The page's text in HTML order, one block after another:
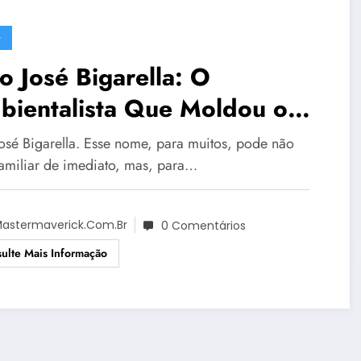
José Bigarella: O
Que Moldou o
da Geologia no Brasil
Bigarella. Esse nome, para muitos, pode não
de imediato, mas, para…
0 Comentários
Mais Informação